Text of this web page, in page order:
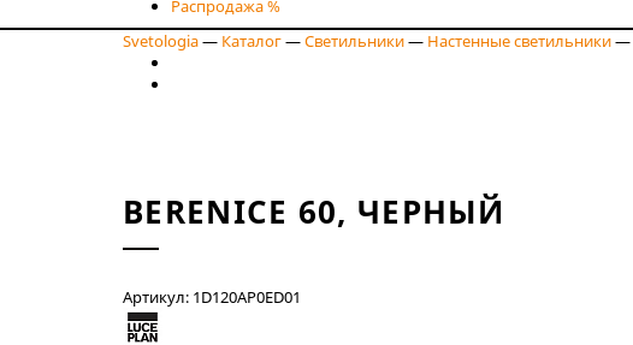
Распродажа %
Svetologia— Каталог—Светильники— Настенные светильники—
BERENICE 60, ЧЕРНЫЙ
Артикул: 1D120AP0ED01